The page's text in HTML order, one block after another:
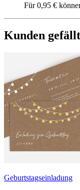
Für 0,95 €
Kunden
Geburtstagseinladung